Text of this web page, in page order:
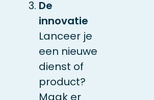
De
innovatie
Lanceer je
een nieuwe
dienst of
product?
Maak er